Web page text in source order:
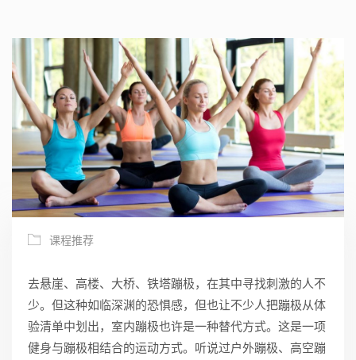
课程推荐
去悬崖、高楼、大桥、铁塔蹦极，在其中寻找刺激的人不
少。但这种如临深渊的恐惧感，但也让不少人把蹦极从体
验清单中划出，室内蹦极也许是一种替代方式。这是一项
健身与蹦极相结合的运动方式。听说过户外蹦极、高空蹦